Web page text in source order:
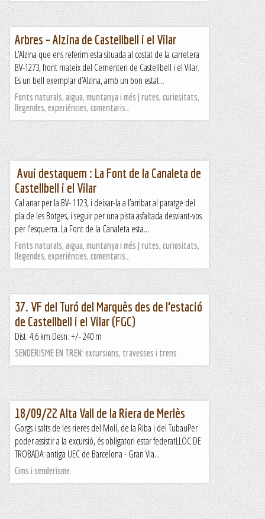
Arbres – Alzina de Castellbell i el Vilar
L’Alzina que ens referim esta situada al costat de la carretera
BV-1273, front mateix del Cementeri de Castellbell i el Vilar.
Es un bell exemplar d’Alzina, amb un bon estat...
Fonts naturals, aigua, muntanya i més | rutes, curiositats,
llegendes, experiències, comentaris…
Avui destaquem : La Font de la Canaleta de
Castellbell i el Vilar
Cal anar per la BV- 1123, i deixar-la a l’arribar al paratge del
pla de les Botges, i seguir per una pista asfaltada desviant-vos
per l’esquerra. La Font de la Canaleta esta...
Fonts naturals, aigua, muntanya i més | rutes, curiositats,
llegendes, experiències, comentaris…
37. VF del Turó del Marquès des de l’estació
de Castellbell i el Vilar (FGC)
Dist. 4,6 km Desn. +/- 240 m
SENDERISME EN TREN: excursions, travesses i trens
18/09/22 Alta Vall de la Riera de Merlès
Gorgs i salts de les rieres del Molí, de la Riba i del TubauPer
poder assistir a la excursió, és obligatori estar federatLLOC DE
TROBADA: antiga UEC de Barcelona - Gran Via...
Cims i senderisme